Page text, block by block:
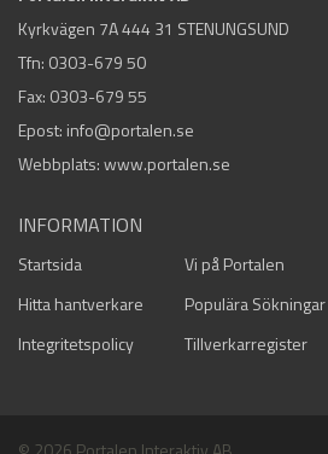
Kyrkvägen 7A 444 31 STENUNGSUND
Tfn: 0303-679 50
Fax: 0303-679 55
Epost: info@portalen.se
Webbplats: www.portalen.se
INFORMATION
Startsida Vi på Portalen
Hitta hantverkare
Populära Sökningar
Integritetspolicy
Tillverkarregister